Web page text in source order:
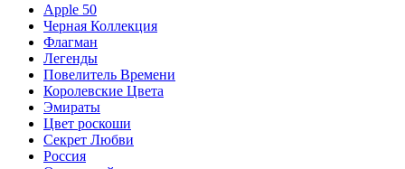
Apple 50
Черная Коллекция
Флагман
Легенды
Повелитель Времени
Королевские Цвета
Эмираты
Цвет роскоши
Секрет Любви
Россия